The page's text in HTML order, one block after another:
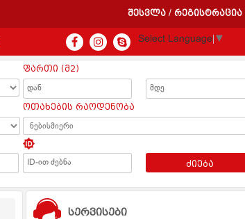
შესვლა / რეგისტრაცია
Select Language ▼
ფართი (მ2)
ოთახების რაოდენობა
ძიება
სერვისები